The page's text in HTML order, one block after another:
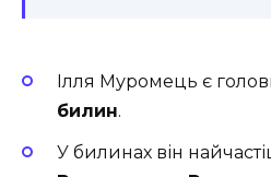
Ілля Муромець є
билин.
У билинах він